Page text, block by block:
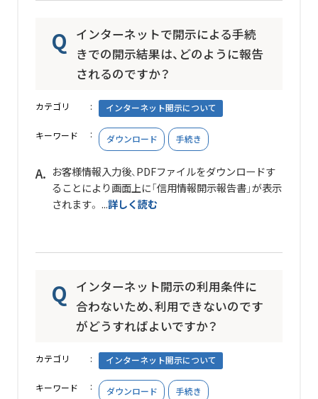
インターネットで開示による手続
きでの開示結果は、どのように報告
されるのですか？
カテゴリ インターネット開示について
キーワード ダウンロード 手続き
お客様情報入力後、PDFファイルをダウンロードす
ることにより画面上に「信用情報開示報告書」が表示
されます。 ...詳しく読む
インターネット開示の利用条件に
合わないため、利用できないのです
がどうすればよいですか？
カテゴリ インターネット開示について
キーワード ダウンロード 手続き